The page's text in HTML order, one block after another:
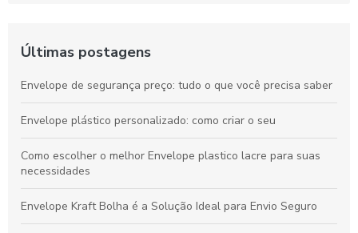
Últimas postagens
Envelope de segurança preço: tudo o que você precisa saber
Envelope plástico personalizado: como criar o seu
Como escolher o melhor Envelope plastico lacre para suas
necessidades
Envelope Kraft Bolha é a Solução Ideal para Envio Seguro